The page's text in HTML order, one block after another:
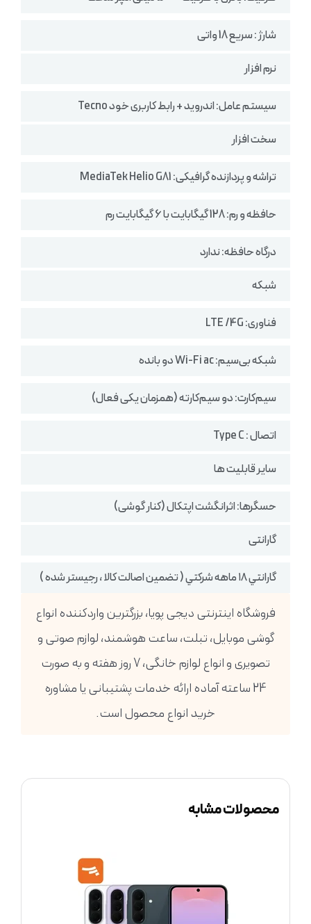
شارژ : سریع 18 واتی
نرم افزار
سیستم‌ عامل: اندروید + رابط کاربری خود Tecno
سخت افزار
تراشه و پردازنده گرافیکی: MediaTek Helio G81
حافظه و رم: 128 گیگابایت با 6 گیگابایت رم
درگاه حافظه: ندارد
شبکه
فناوری: LTE /4G
شبکه بی‌سیم: Wi-Fi ac دو بانده
سیم‌کارت: دو سیم‌کارته (همزمان یکی فعال)
اتصال : Type C
سایر قابلیت ها
حسگرها: اثرانگشت اپتکال (کنار گوشی)
گارانتی
گارانتي ١٨ ماهه شركتي ( تضمين اصالت كالا ، رجيستر شده )
فروشگاه اینترنتی دیجی پویا، بزرگترین واردکننده انواع
گوشی موبایل، تبلت، ساعت هوشمند، لوازم صوتی و
تصویری و انواع لوازم خانگی، 7 روز هفته و به صورت
24 ساعته آماده ارائه خدمات پشتیبانی یا مشاوره
خرید انواع محصول است.
محصولات مشابه